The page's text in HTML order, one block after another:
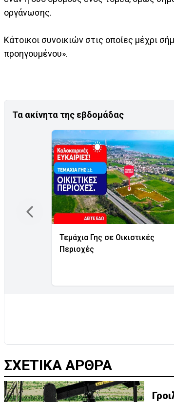
οργάνωσης.
Κάτοικοι συνοικιών στις οποίες μέχρι
προηγουμένου».
Τα ακίνητα της εβδομάδας
Τεμάχια Γης σε Οικιστικές
Περιοχές
ΣΧΕΤΙΚΑ ΑΡΘΡΑ